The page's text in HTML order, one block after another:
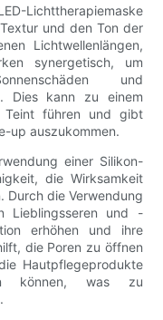
Lichttherapiemaske
und den Ton der
Lichtwellenlängen,
synergetisch, um
und
Dies kann zu einem
Teint führen und gibt
up auszukommen.
einer Silikon-
die Wirksamkeit
die Verwendung
Lieblingsseren und -
erhöhen und ihre
die Poren zu öffnen
Hautpflegeprodukte
können, was zu